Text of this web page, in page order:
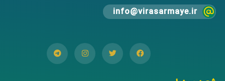
info@virasarmaye.ir